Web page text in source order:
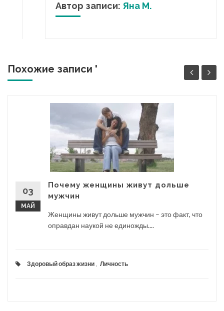
Автор записи: Яна М.
Похожие записи '
03
МАЙ
Почему женщины живут дольше
мужчин
Женщины живут дольше мужчин – это факт, что
оправдан наукой не единожды....
Здоровый образ жизни Личность